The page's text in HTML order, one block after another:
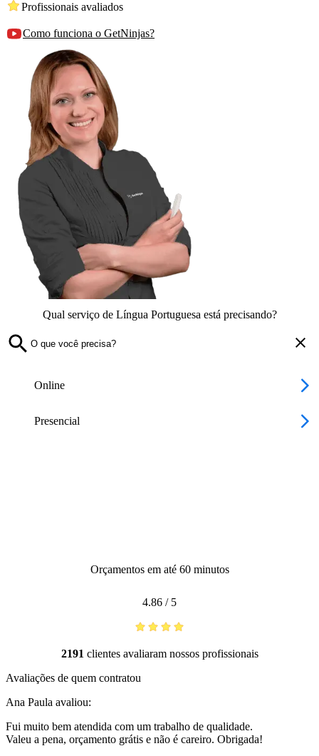
Profissionais avaliados
Como funciona o GetNinjas?
Qual serviço de Língua Portuguesa está precisando?
Online
Presencial
Orçamentos em até 60 minutos
4.86 / 5
2191 clientes avaliaram nossos profissionais
Avaliações de quem contratou
Ana Paula avaliou:
Fui muito bem atendida com um trabalho de qualidade.
Valeu a pena, orçamento grátis e não é careiro. Obrigada!